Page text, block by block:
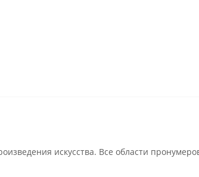
искусства. Все области